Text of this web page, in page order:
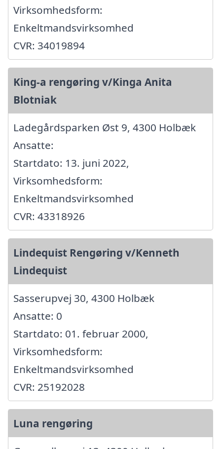
Virksomhedsform:
Enkeltmandsvirksomhed
CVR: 34019894
King-a rengøring v/Kinga Anita
Blotniak
Ladegårdsparken Øst 9, 4300 Holbæk
Ansatte:
Startdato: 13. juni 2022,
Virksomhedsform:
Enkeltmandsvirksomhed
CVR: 43318926
Lindequist Rengøring v/Kenneth
Lindequist
Sasserupvej 30, 4300 Holbæk
Ansatte: 0
Startdato: 01. februar 2000,
Virksomhedsform:
Enkeltmandsvirksomhed
CVR: 25192028
Luna rengøring